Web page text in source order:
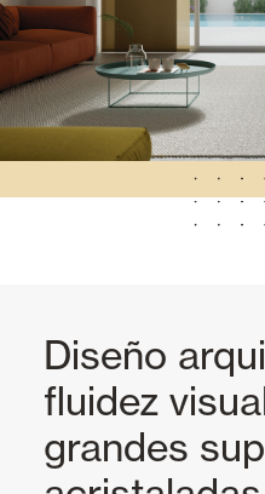
Diseño
fluidez
grandes